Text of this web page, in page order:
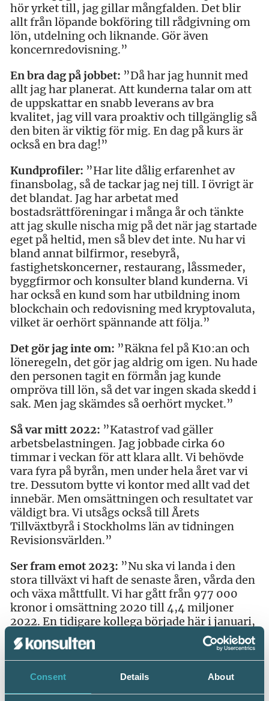
Consent Details About
hör yrket till, jag gillar mångfalden. Det blir
allt från löpande bokföring till rådgivning om
lön, utdelning och liknande. Gör även
koncernredovisning.”
En bra dag på jobbet: ”Då har jag hunnit med
allt jag har planerat. Att kunderna talar om att
de uppskattar en snabb leverans av bra
kvalitet, jag vill vara proaktiv och tillgänglig så
den biten är viktig för mig. En dag på kurs är
också en bra dag!”
Kundprofiler: ”Har lite dålig erfarenhet av
finansbolag, så de tackar jag nej till. I övrigt är
det blandat. Jag har arbetat med
bostadsrättföreningar i många år och tänkte
att jag skulle nischa mig på det när jag startade
eget på heltid, men så blev det inte. Nu har vi
bland annat bilfirmor, resebyrå,
fastighetskoncerner, restaurang, låssmeder,
byggfirmor och konsulter bland kunderna. Vi
har också en kund som har utbildning inom
blockchain och redovisning med kryptovaluta,
vilket är oerhört spännande att följa.”
Det gör jag inte om: ”Räkna fel på K10:an och
löneregeln, det gör jag aldrig om igen. Nu hade
den personen tagit en förmån jag kunde
ompröva till lön, så det var ingen skada skedd i
sak. Men jag skämdes så oerhört mycket.”
Så var mitt 2022: ”Katastrof vad gäller
arbetsbelastningen. Jag jobbade cirka 60
timmar i veckan för att klara allt. Vi behövde
vara fyra på byrån, men under hela året var vi
tre. Dessutom bytte vi kontor med allt vad det
innebär. Men omsättningen och resultatet var
väldigt bra. Vi utsågs också till Årets
Tillväxtbyrå i Stockholms län av tidningen
Revisionsvärlden.”
Ser fram emot 2023: ”Nu ska vi landa i den
stora tillväxt vi haft de senaste åren, vårda den
och växa måttfullt. Vi har gått från 977 000
kronor i omsättning 2020 till 4,4 miljoner
2022. En tidigare kollega började här i januari,
så nu har vi rätt kostym för att göra det. Och
nomineringen till Årets Auktoriserade
Redovisningskonsult är också ett väldigt bra
sätt att starta året på.”